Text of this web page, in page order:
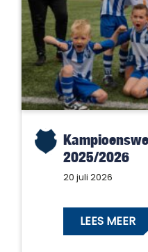
2025/2026
20 juli 2026
LEES MEER